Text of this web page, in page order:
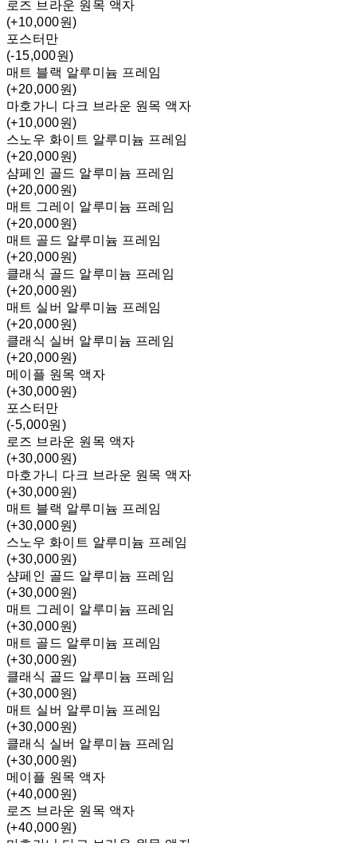
로즈 브라운 원목 액자
(+10,000원)
포스터만
(-15,000원)
매트 블랙 알루미늄 프레임
(+20,000원)
마호가니 다크 브라운 원목 액자
(+10,000원)
스노우 화이트 알루미늄 프레임
(+20,000원)
샴페인 골드 알루미늄 프레임
(+20,000원)
매트 그레이 알루미늄 프레임
(+20,000원)
매트 골드 알루미늄 프레임
(+20,000원)
클래식 골드 알루미늄 프레임
(+20,000원)
매트 실버 알루미늄 프레임
(+20,000원)
클래식 실버 알루미늄 프레임
(+20,000원)
메이플 원목 액자
(+30,000원)
포스터만
(-5,000원)
로즈 브라운 원목 액자
(+30,000원)
마호가니 다크 브라운 원목 액자
(+30,000원)
매트 블랙 알루미늄 프레임
(+30,000원)
스노우 화이트 알루미늄 프레임
(+30,000원)
샴페인 골드 알루미늄 프레임
(+30,000원)
매트 그레이 알루미늄 프레임
(+30,000원)
매트 골드 알루미늄 프레임
(+30,000원)
클래식 골드 알루미늄 프레임
(+30,000원)
매트 실버 알루미늄 프레임
(+30,000원)
클래식 실버 알루미늄 프레임
(+30,000원)
메이플 원목 액자
(+40,000원)
로즈 브라운 원목 액자
(+40,000원)